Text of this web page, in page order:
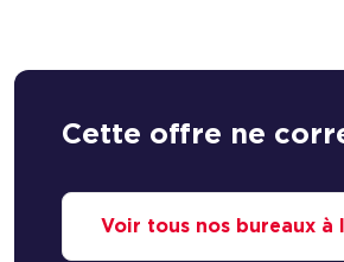
Cette offre ne
Voir tous nos bureaux à